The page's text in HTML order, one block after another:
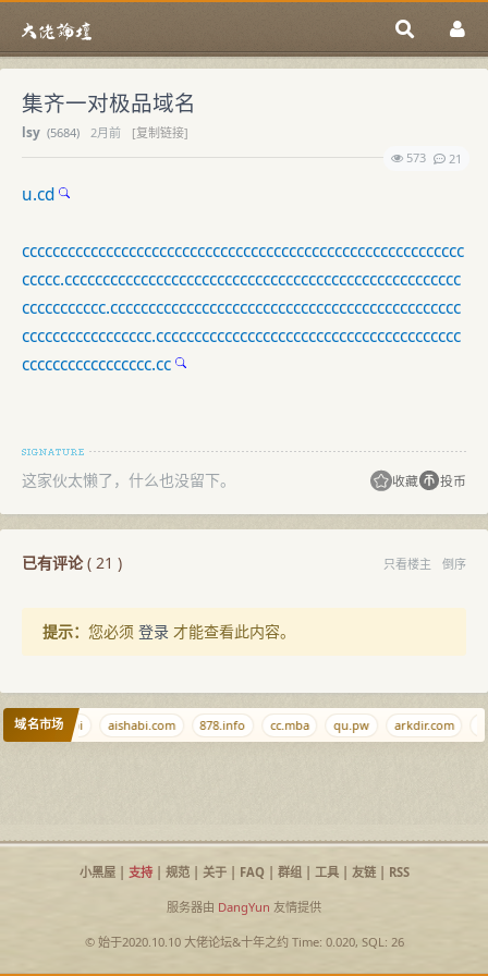
集齐一对极品域名
lsy (5684) 2月前
[复制链接]
573
21
u.cd
cccccccccccccccccccccccccccccccccccccccccccccccccccccccccc
ccccc.cccccccccccccccccccccccccccccccccccccccccccccccccccc
ccccccccccc.cccccccccccccccccccccccccccccccccccccccccccccc
ccccccccccccccccc.cccccccccccccccccccccccccccccccccccccccc
ccccccccccccccccc.cc
这家伙太懒了，什么也没留下。 收藏 投币
已有评论( 21 ) 只看楼主 倒序
提示： 您必须 登录 才能查看此内容。
域名市场bibi.bi aishabi.com 878.info cc.mba qu.pw arkdir.com
小黑屋| 支持| 规范| 关于| FAQ| 群组| 工具| 友链| RSS
服务器由 DangYun 友情提供
© 始于2020.10.10 大佬论坛&十年之约Time: 0.020, SQL: 26